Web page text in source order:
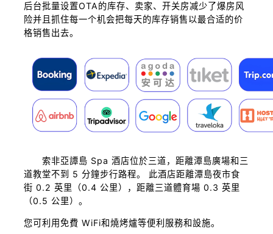
后台批量设置OTA的库存、卖家、开关房减少了爆房风
险并且抓住每一个机会把每天的库存销售以最合适的价
格销售出去。
索非亞譚島 Spa 酒店位於三道，距離潭島廣場和三
道教堂不到 5 分鐘步行路程。 此酒店距離潭島夜市食
街 0.2 英里（0.4 公里），距離三道體育場 0.3 英里
（0.5 公里）。
您可利用免費 WiFi和燒烤爐等便利服務和設施。